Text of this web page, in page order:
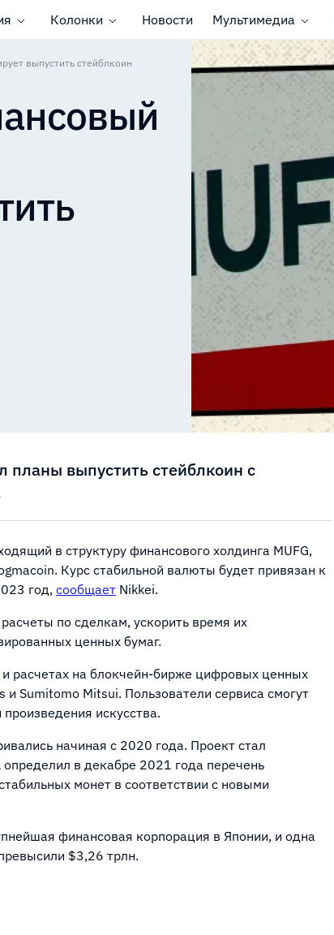
Колонки Новости Мультимедиа
выпустить стейблкоин
планы выпустить стейблкоин с
в структуру финансового холдинга MUFG,
Курс стабильной валюты будет привязан к
год, сообщает Nikkei.
по сделкам, ускорить время их
ценных бумаг.
и расчетах на блокчейн-бирже цифровых ценных
Sumitomo Mitsui. Пользователи сервиса смогут
искусства.
начиная с 2020 года. Проект стал
определил в декабре 2021 года перечень
монет в соответствии с новыми
финансовая корпорация в Японии, и одна
$3,26 трлн.